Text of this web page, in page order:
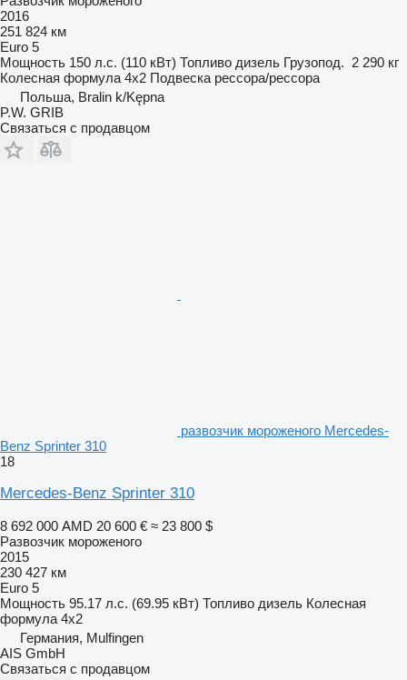
2016
251 824 км
Euro 5
Мощность 150 л.с. (110 кВт) Топливо дизель Грузопод. 2 290 кг
Колесная формула 4x2 Подвеска рессора/рессора
Польша, Bralin k/Kępna
P.W. GRIB
Связаться с продавцом
развозчик мороженого Mercedes-
Benz Sprinter 310
18
Mercedes-Benz Sprinter 310
8 692 000 AMD 20 600 € ≈ 23 800 $
Развозчик мороженого
2015
230 427 км
Euro 5
Мощность 95.17 л.с. (69.95 кВт) Топливо дизель Колесная
формула 4x2
Германия, Mulfingen
AIS GmbH
Связаться с продавцом